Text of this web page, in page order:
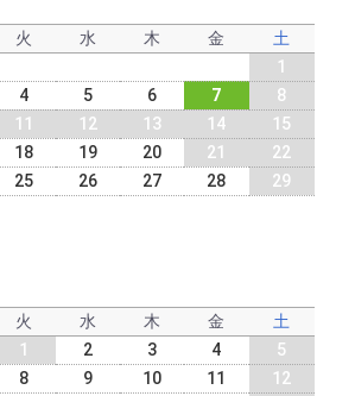
火 水 木 金
土
1
4 5 6 7
8
11 12 13 14
15
18 19 20 21
22
25 26 27 28
29
火 水 木 金
土
1
2 3 4
5
8 9 10 11
12